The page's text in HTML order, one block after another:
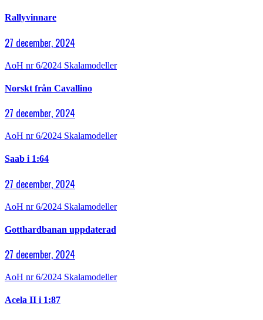
Rallyvinnare
27 december, 2024
AoH nr 6/2024 Skalamodeller
Norskt från Cavallino
27 december, 2024
AoH nr 6/2024 Skalamodeller
Saab i 1:64
27 december, 2024
AoH nr 6/2024 Skalamodeller
Gotthardbanan uppdaterad
27 december, 2024
AoH nr 6/2024 Skalamodeller
Acela II i 1:87